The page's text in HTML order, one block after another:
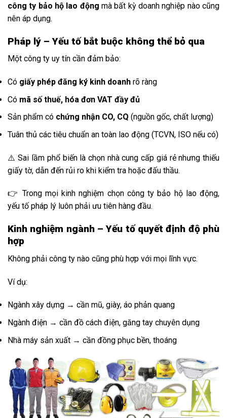
công ty bảo hộ lao động mà bất kỳ doanh nghiệp nào cũng
nên áp dụng.
Pháp lý – Yếu tố bắt buộc không thể bỏ qua
Một công ty uy tín cần đảm bảo:
Có giấy phép đăng ký kinh doanh rõ ràng
Có mã số thuế, hóa đơn VAT đầy đủ
Sản phẩm có chứng nhận CO, CQ (nguồn gốc, chất lượng)
Tuân thủ các tiêu chuẩn an toàn lao động (TCVN, ISO nếu có)
⚠️ Sai lầm phổ biến là chọn nhà cung cấp giá rẻ nhưng thiếu
giấy tờ, dẫn đến rủi ro khi kiểm tra hoặc đấu thầu.
👉 Trong mọi kinh nghiệm chọn công ty bảo hộ lao động,
yếu tố pháp lý luôn phải ưu tiên hàng đầu.
Kinh nghiệm ngành – Yếu tố quyết định độ phù
hợp
Không phải công ty nào cũng phù hợp với mọi lĩnh vực.
Ví dụ:
Ngành xây dựng → cần mũ, giày, áo phản quang
Ngành điện → cần đồ cách điện, găng tay chuyên dụng
Nhà máy sản xuất → cần đồng phục bền, thoáng